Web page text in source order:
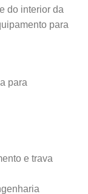
do interior da
para
para
e trava